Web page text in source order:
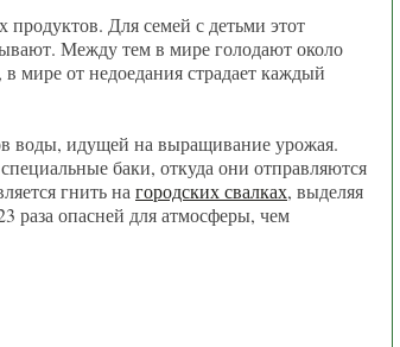
Для семей с детьми этот
Между тем в мире голодают около
мире от недоедания страдает каждый
воды, идущей на выращивание урожая.
баки, откуда они отправляются
гнить на городских свалках, выделяя
раза опасней для атмосферы, чем